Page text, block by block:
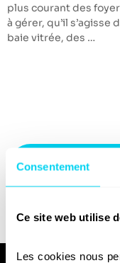
Consentement
Ce site web utilise
Les cookies nous
plus courant des
à gérer, qu’il s’agisse
baie vitrée, des …